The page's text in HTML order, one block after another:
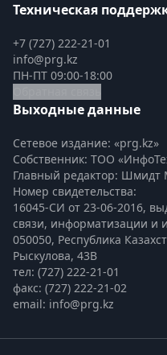
Техническая
+7 (727) 222-21-01
info@prg.kz
ПН-ПТ 09:00-18:00
Выходные данные
Сетевое издание: «prg.kz»
Собственник: ТОО
Главный редактор: Шмидт
Номер свидетельства:
16045-СИ от 23-06-2016,
связи, информатизации
050050, Республика
Рыскулова, 43В
тел: (727) 222-21-01
факс: (727) 222-21-02
email: info@prg.kz